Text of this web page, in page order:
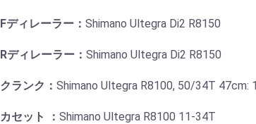
Fディレーラー： Shimano Ultegra Di2 R8150
Rディレーラー： Shimano Ultegra Di2 R8150
クランク： Shimano Ultegra R8100, 50/34T
カセット ： Shimano Ultegra R8100 11-34T